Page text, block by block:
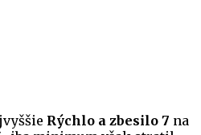
Rýchlo a zbesilo 7 na